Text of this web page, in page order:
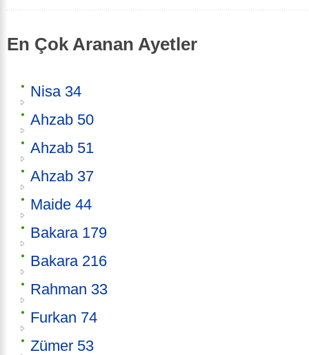
En Çok Aranan Ayetler
Nisa 34
Ahzab 50
Ahzab 51
Ahzab 37
Maide 44
Bakara 179
Bakara 216
Rahman 33
Furkan 74
Zümer 53